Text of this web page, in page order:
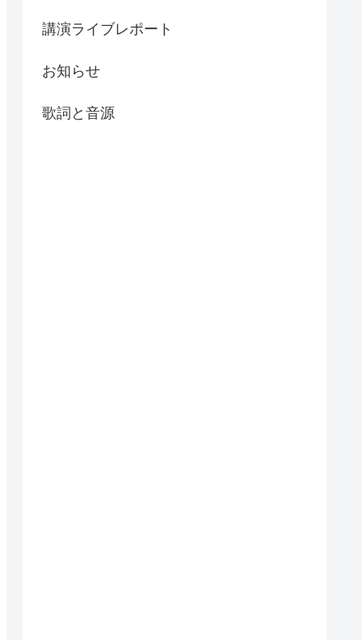
講演ライブレポート
お知らせ
歌詞と音源